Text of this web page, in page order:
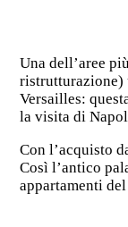
Una dell’aree
ristrutturazione)
Versailles:
la visita di
Con l’acquisto
Così l’antico
appartamenti